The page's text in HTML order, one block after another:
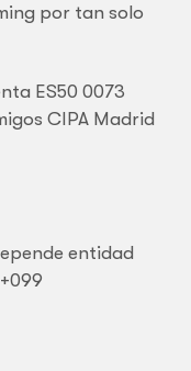
por tan solo
ES50 0073
CIPA Madrid
entidad